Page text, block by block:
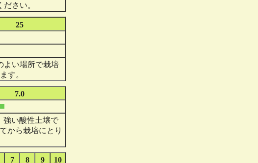
さい。
25
よい場所で栽培
す。
7.0
強い酸性土壌で
から栽培にとり
7 8 9 10